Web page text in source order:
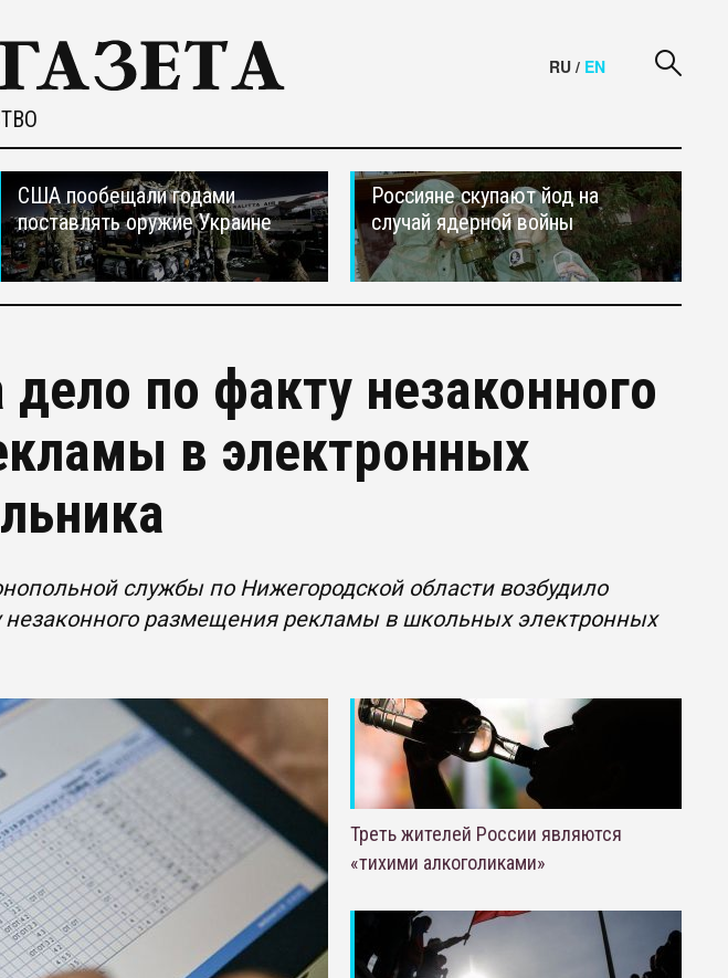
RU / EN
США пообещали годами
поставлять оружие Украине
Россияне скупают йод на
случай ядерной войны
по факту незаконного
в электронных
службы по Нижегородской области возбудило
незаконного размещения рекламы в школьных электронных
Треть жителей России являются
«тихими алкоголиками»